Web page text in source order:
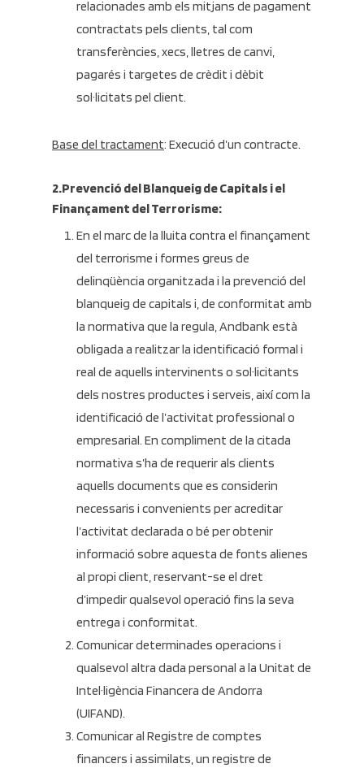
relacionades amb els mitjans de pagament
contractats pels clients, tal com
transferències, xecs, lletres de canvi,
pagarés i targetes de crèdit i dèbit
sol·licitats pel client.
Base del tractament: Execució d’un contracte.
2.Prevenció del Blanqueig de Capitals i el
Finançament del Terrorisme:
En el marc de la lluita contra el finançament
del terrorisme i formes greus de
delinqüència organitzada i la prevenció del
blanqueig de capitals i, de conformitat amb
la normativa que la regula, Andbank està
obligada a realitzar la identificació formal i
real de aquells intervinents o sol·licitants
dels nostres productes i serveis, així com la
identificació de l’activitat professional o
empresarial. En compliment de la citada
normativa s’ha de requerir als clients
aquells documents que es considerin
necessaris i convenients per acreditar
l’activitat declarada o bé per obtenir
informació sobre aquesta de fonts alienes
al propi client, reservant-se el dret
d’impedir qualsevol operació fins la seva
entrega i conformitat.
Comunicar determinades operacions i
qualsevol altra dada personal a la Unitat de
Intel·ligència Financera de Andorra
(UIFAND).
Comunicar al Registre de comptes
financers i assimilats, un registre de